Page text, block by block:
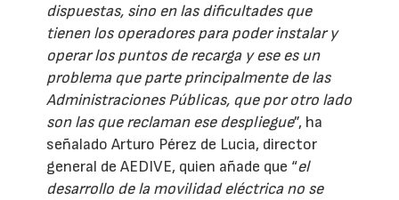
dispuestas, sino en las dificultades que
tienen los operadores para poder instalar y
operar los puntos de recarga y ese es un
problema que parte principalmente de las
Administraciones Públicas, que por otro lado
son las que reclaman ese despliegue”, ha
señalado Arturo Pérez de Lucia, director
general de AEDIVE, quien añade que “el
desarrollo de la movilidad eléctrica no se